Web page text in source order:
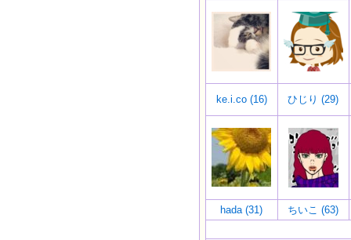
ke.i.co (16) ひじり (29)
hada (31) ちいこ (63)